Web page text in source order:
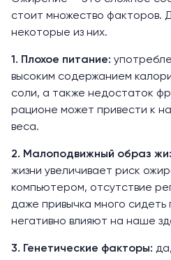
стоит множество факторов.
некоторые из них.
1. Плохое питание:
высоким содержанием
соли, а также недостаток
рационе может привести к
веса.
2. Малоподвижный образ
жизни увеличивает риск
компьютером, отсутствие
даже привычка много
негативно влияют на наше
3. Генетические факторы: